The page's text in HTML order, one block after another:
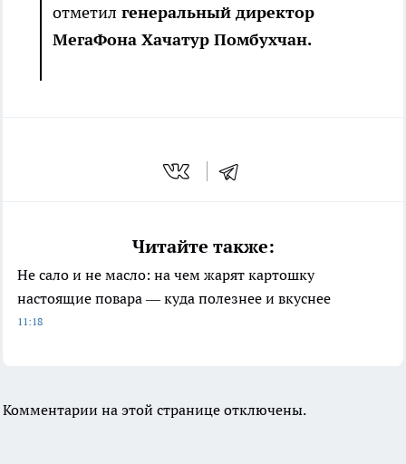
отметил генеральный директор
МегаФона Хачатур Помбухчан.
Читайте также:
Не сало и не масло: на чем жарят картошку
настоящие повара — куда полезнее и вкуснее
11:18
Комментарии на этой странице отключены.